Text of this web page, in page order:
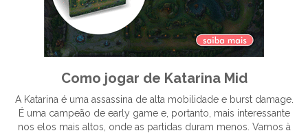
Como jogar de Katarina Mid
A Katarina é uma assassina de alta mobilidade e burst damage.
É uma campeão de early game e, portanto, mais interessante
nos elos mais altos, onde as partidas duram menos. Vamos à